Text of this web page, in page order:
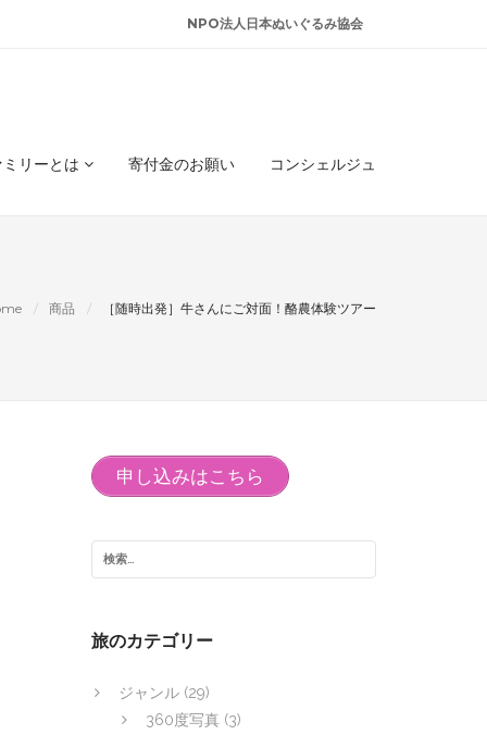
NPO法人日本ぬいぐるみ協会
リーとは 寄付金のお願い コンシェルジュ
商品 ［随時出発］牛さんにご対面！酪農体験ツアー
申し込みはこちら
旅のカテゴリー
ジャンル (29)
360度写真 (3)